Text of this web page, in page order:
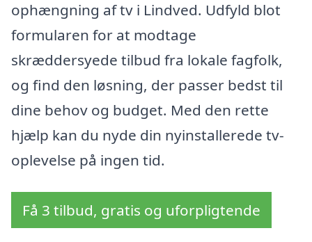
ophængning af tv i Lindved. Udfyld blot
formularen for at modtage
skræddersyede tilbud fra lokale fagfolk,
og find den løsning, der passer bedst til
dine behov og budget. Med den rette
hjælp kan du nyde din nyinstallerede tv-
oplevelse på ingen tid.
Få 3 tilbud, gratis og uforpligtende